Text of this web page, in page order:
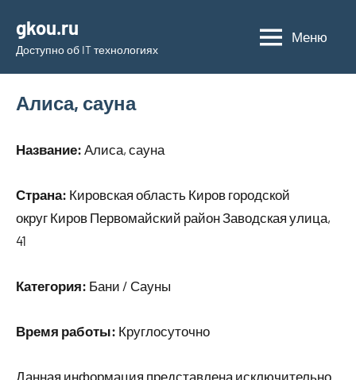
содержимому
gkou.ru
Доступно об IT технологиях
Меню
Алиса, сауна
Название: Алиса, сауна
Страна: Кировская область Киров городской
округ Киров Первомайский район Заводская улица,
41
Категория: Бани / Сауны
Время работы: Круглосуточно
Данная информация представлена исключительно